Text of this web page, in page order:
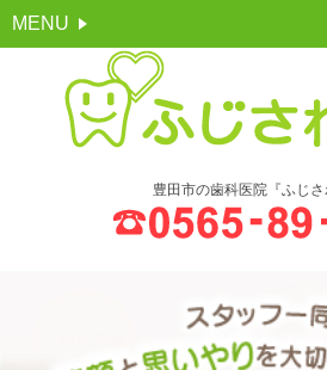
豊田市の歯科医院『ふじさ
MENU